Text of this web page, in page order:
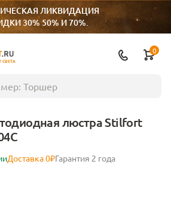
ЛИКВИДАЦИЯ
30% 50% И 70%.
СВЕТА
0
люстра Stilfort
Доставка 0₽Гарантия 2 года